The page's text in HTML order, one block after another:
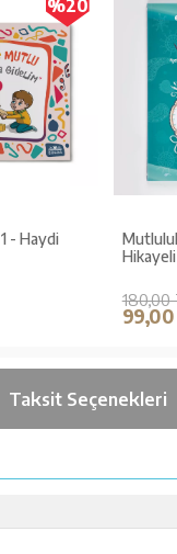
%20
- Haydi
Hikayeli
180,00
Taksit Seçenekleri